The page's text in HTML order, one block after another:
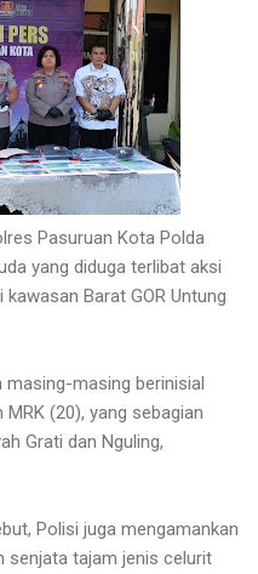
Pasuruan Kota Polda
yang diduga terlibat aksi
Barat GOR Untung
masing-masing berinisial
MRK (20), yang sebagian
Grati dan Nguling,
Polisi juga mengamankan
senjata tajam jenis celurit